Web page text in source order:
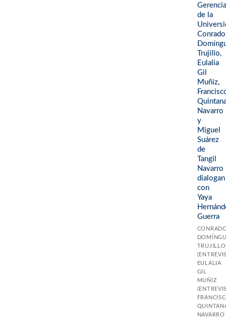
Gerencia
de la
Conrado
Trujillo,
Eulalia
Gil
Muñiz,
Navarro
y
Miguel
Suárez
de
Tangil
Navarro
dialogan
con
Yaya
Guerra
TRUJILLO
EULALIA
GIL
MUÑIZ
NAVARRO